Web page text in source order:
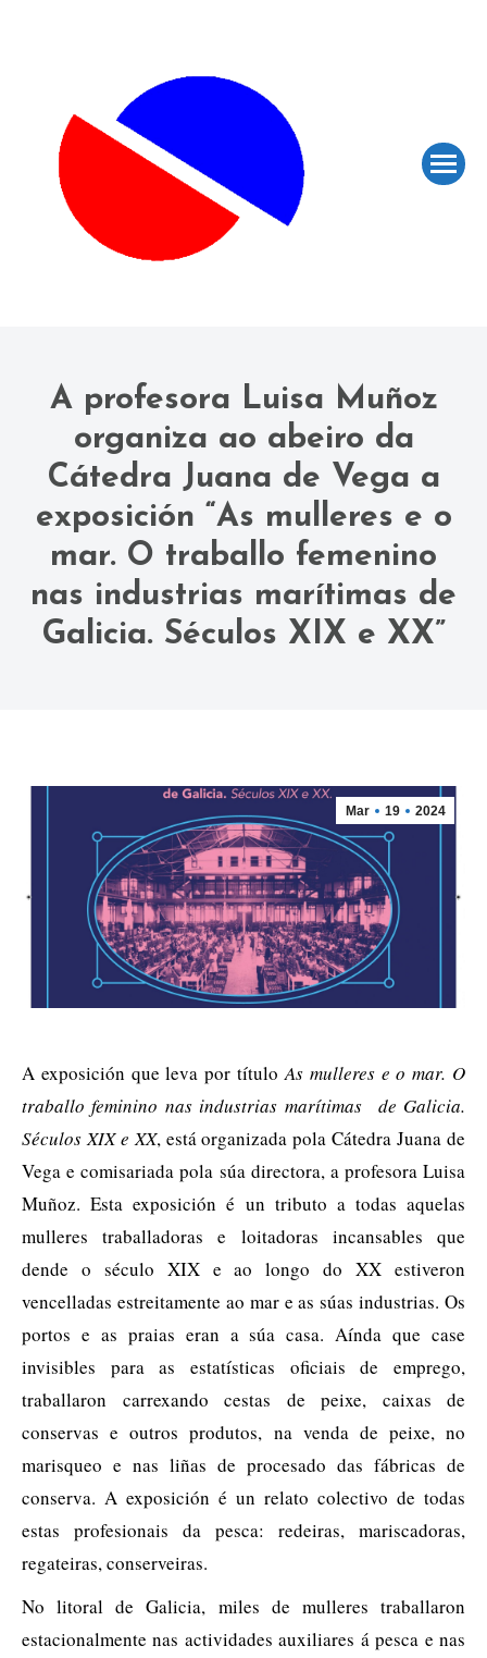
A profesora Luisa Muñoz
organiza ao abeiro da
Cátedra Juana de Vega a
exposición “As mulleres e o
mar. O traballo femenino
nas industrias marítimas de
Galicia. Séculos XIX e XX”
Mar 19 2024
A exposición que leva por títuloAs mulleres e o mar. O
traballo feminino nas industrias marítimas de Galicia.
Séculos XIX e XX, está organizada pola Cátedra Juana de
Vega e comisariada pola súa directora, a profesora Luisa
Muñoz. Esta exposición é un tributo a todas aquelas
mulleres traballadoras e loitadoras incansables que
dende o século XIX e ao longo do XX estiveron
vencelladas estreitamente ao mar e as súas industrias. Os
portos e as praias eran a súa casa. Aínda que case
invisibles para as estatísticas oficiais de emprego,
traballaron carrexando cestas de peixe, caixas de
conservas e outros produtos, na venda de peixe, no
marisqueo e nas liñas de procesado das fábricas de
conserva. A exposición é un relato colectivo de todas
estas profesionais da pesca: redeiras, mariscadoras,
regateiras, conserveiras.
No litoral de Galicia, miles de mulleres traballaron
estacionalmente nas actividades auxiliares á pesca e nas